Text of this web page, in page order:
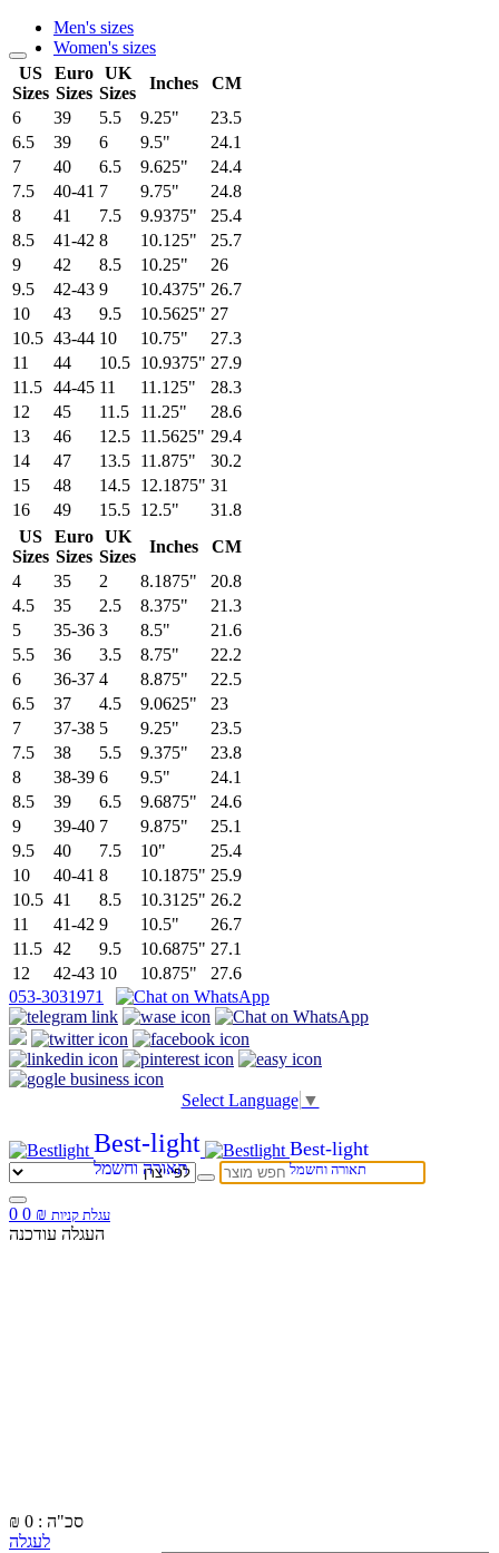
Men's sizes
Women's sizes
US
Sizes
Euro
Sizes
UK
Sizes
Inches
CM
6
39 5.5 9.25"
23.5
6.5
39 6 9.5"
24.1
7
40 6.5 9.625"
24.4
7.5
40-41 7 9.75"
24.8
8
41 7.5 9.9375"
25.4
8.5
41-42 8 10.125"
25.7
9
42 8.5 10.25"
26
9.5
42-43 9 10.4375" 26.7
10
43 9.5 10.5625" 27
10.5 43-44 10 10.75"
27.3
11
44 10.5 10.9375" 27.9
11.5 44-45 11 11.125"
28.3
12
45 11.5 11.25"
28.6
13
46 12.5 11.5625" 29.4
14
47 13.5 11.875"
30.2
15
48 14.5 12.1875" 31
16
49 15.5 12.5"
31.8
US
Sizes
Euro
Sizes
UK
Sizes
Inches
CM
4
35 2 8.1875"
20.8
4.5
35 2.5 8.375"
21.3
5
35-36 3 8.5"
21.6
5.5
36 3.5 8.75"
22.2
6
36-37 4 8.875"
22.5
6.5
37 4.5 9.0625"
23
7
37-38 5 9.25"
23.5
7.5
38 5.5 9.375"
23.8
8
38-39 6 9.5"
24.1
8.5
39 6.5 9.6875"
24.6
9
39-40 7 9.875"
25.1
9.5
40 7.5 10"
25.4
10
40-41 8 10.1875" 25.9
10.5 41 8.5 10.3125" 26.2
11
41-42 9 10.5"
26.7
11.5 42 9.5 10.6875" 27.1
12
42-43 10 10.875"
27.6
053-3031971
Select Language ▼
Best-light
תאורה וחשמל
Best-light
תאורה וחשמל
0 עגלת קניות ₪
0
העגלה עודכנה
₪
סכ"ה : 0
לעגלה